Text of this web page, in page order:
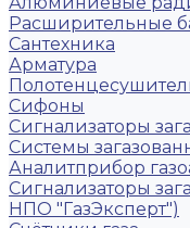
Расширительные
Сантехника
Арматура
Сифоны
Сигнализаторы
Системы
Аналитприбор
Сигнализаторы
НПО "ГазЭксперт")